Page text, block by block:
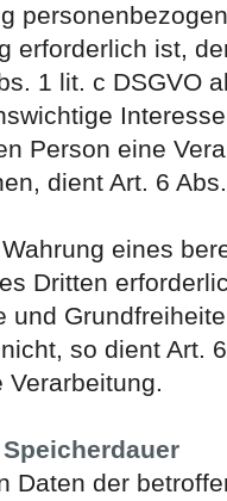
erforderlich ist,
1 lit. c DSGVO
Person eine
dient Art. 6
eines
Dritten
und
so dient Art.
Verarbeitung.
Daten der